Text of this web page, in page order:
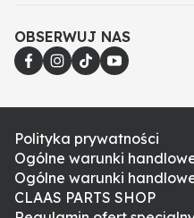
OBSERWUJ NAS
Polityka prywatności
Ogólne warunki
Ogólne warunki
CLAAS PARTS SHOP